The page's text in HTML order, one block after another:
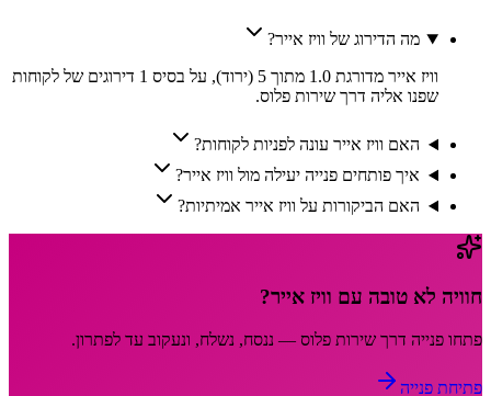
מה הדירוג של וויז אייר?
וויז אייר מדורגת 1.0 מתוך 5 (ירוד), על בסיס 1 דירוגים של לקוחות
שפנו אליה דרך שירות פלוס.
האם וויז אייר עונה לפניות לקוחות?
איך פותחים פנייה יעילה מול וויז אייר?
האם הביקורות על וויז אייר אמיתיות?
חוויה לא טובה עם וויז אייר?
פתחו פנייה דרך שירות פלוס — ננסח, נשלח, ונעקוב עד לפתרון.
פתיחת פנייה